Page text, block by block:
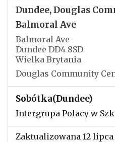
Dundee, Douglas
Balmoral Ave
Balmoral Ave
Dundee DD4 8SD
Wielka Brytania
Douglas Community
Sobótka(Dundee)
Intergrupa Polacy w
Zaktualizowana 12 lipca